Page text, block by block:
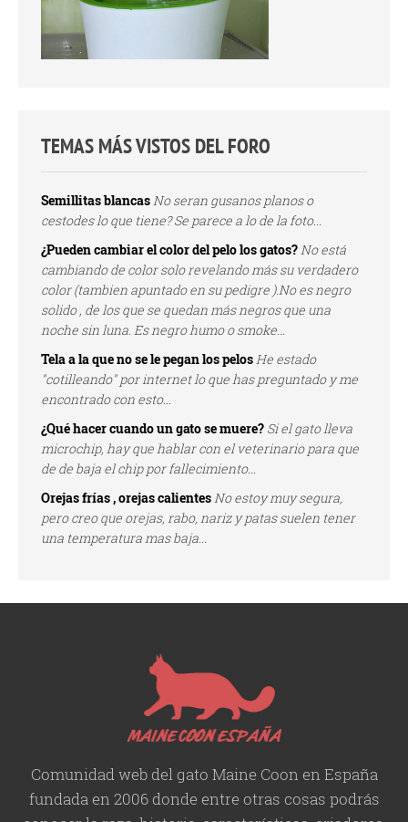
TEMAS MÁS VISTOS DEL FORO
Semillitas blancasNo seran gusanos planos o
cestodes lo que tiene? Se parece a lo de la foto...
¿Pueden cambiar el color del pelo los gatos?No está
cambiando de color solo revelando más su verdadero
color (tambien apuntado en su pedigre ).No es negro
solido , de los que se quedan más negros que una
noche sin luna. Es negro humo o smoke...
Tela a la que no se le pegan los pelosHe estado
"cotilleando" por internet lo que has preguntado y me
encontrado con esto...
¿Qué hacer cuando un gato se muere? Si el gato lleva
microchip, hay que hablar con el veterinario para que
de de baja el chip por fallecimiento...
Orejas frías , orejas calientesNo estoy muy segura,
pero creo que orejas, rabo, nariz y patas suelen tener
una temperatura mas baja...
Comunidad web del gato Maine Coon en España
fundada en 2006 donde entre otras cosas podrás